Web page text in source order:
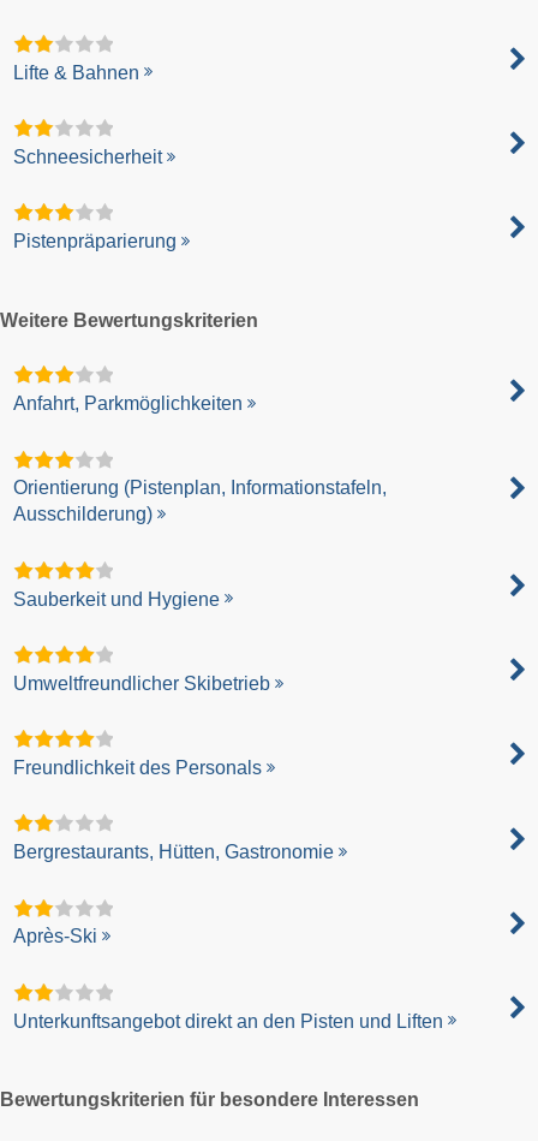
Lifte & Bahnen
Schneesicherheit
Pistenpräparierung
Weitere Bewertungskriterien
Anfahrt, Parkmöglichkeiten
Orientierung (Pistenplan, Informationstafeln,
Ausschilderung)
Sauberkeit und Hygiene
Umweltfreundlicher Skibetrieb
Freundlichkeit des Personals
Bergrestaurants, Hütten, Gastronomie
Après-Ski
Unterkunftsangebot direkt an den Pisten und Liften
Bewertungskriterien für besondere Interessen